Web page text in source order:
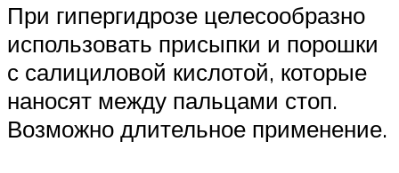
При гипергидрозе целесообразно
использовать присыпки и порошки
с салициловой кислотой, которые
наносят между пальцами стоп.
Возможно длительное применение.